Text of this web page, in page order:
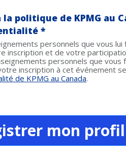
politique de KPMG au
*
personnels que vous lui
inscription et de votre
personnels que vous
inscription à cet événement
de KPMG au Canada.
mon profil